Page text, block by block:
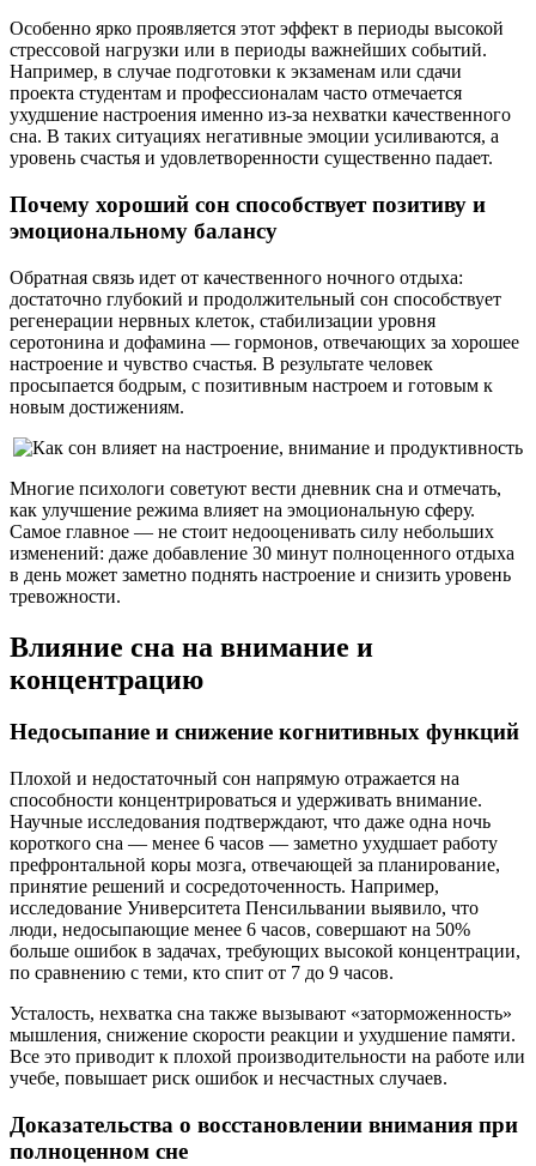
Особенно ярко проявляется этот эффект в периоды высокой
стрессовой нагрузки или в периоды важнейших событий.
Например, в случае подготовки к экзаменам или сдачи
проекта студентам и профессионалам часто отмечается
ухудшение настроения именно из-за нехватки качественного
сна. В таких ситуациях негативные эмоции усиливаются, а
уровень счастья и удовлетворенности существенно падает.
Почему хороший сон способствует позитиву и
эмоциональному балансу
Обратная связь идет от качественного ночного отдыха:
достаточно глубокий и продолжительный сон способствует
регенерации нервных клеток, стабилизации уровня
серотонина и дофамина — гормонов, отвечающих за хорошее
настроение и чувство счастья. В результате человек
просыпается бодрым, с позитивным настроем и готовым к
новым достижениям.
Многие психологи советуют вести дневник сна и отмечать,
как улучшение режима влияет на эмоциональную сферу.
Самое главное — не стоит недооценивать силу небольших
изменений: даже добавление 30 минут полноценного отдыха
в день может заметно поднять настроение и снизить уровень
тревожности.
Влияние сна на внимание и
концентрацию
Недосыпание и снижение когнитивных функций
Плохой и недостаточный сон напрямую отражается на
способности концентрироваться и удерживать внимание.
Научные исследования подтверждают, что даже одна ночь
короткого сна — менее 6 часов — заметно ухудшает работу
префронтальной коры мозга, отвечающей за планирование,
принятие решений и сосредоточенность. Например,
исследование Университета Пенсильвании выявило, что
люди, недосыпающие менее 6 часов, совершают на 50%
больше ошибок в задачах, требующих высокой концентрации,
по сравнению с теми, кто спит от 7 до 9 часов.
Усталость, нехватка сна также вызывают «заторможенность»
мышления, снижение скорости реакции и ухудшение памяти.
Все это приводит к плохой производительности на работе или
учебе, повышает риск ошибок и несчастных случаев.
Доказательства о восстановлении внимания при
полноценном сне